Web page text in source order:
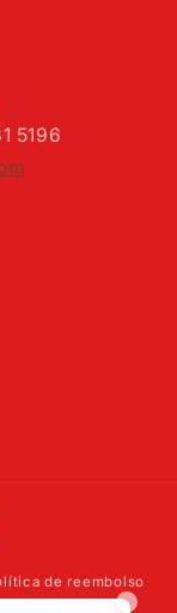
5196
de reembolso